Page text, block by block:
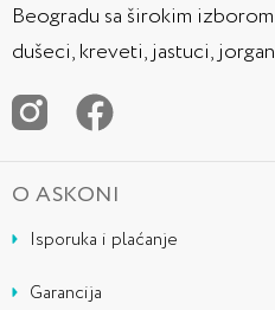
Beogradu sa širokim
dušeci, kreveti, jastuci,
O ASKONI
Isporuka i plaćanje
Garancija